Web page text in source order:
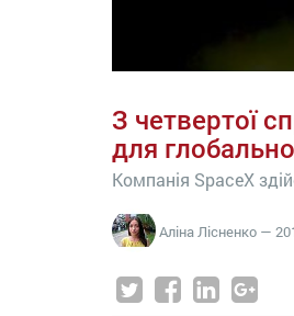
З четвертої
для
Компанія SpaceX
Аліна Лісненко —